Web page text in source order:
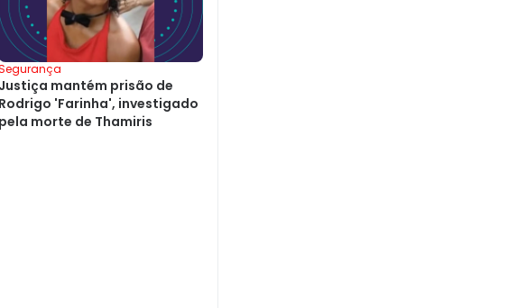
Justiça mantém prisão de
Rodrigo 'Farinha', investigado
pela morte de Thamiris